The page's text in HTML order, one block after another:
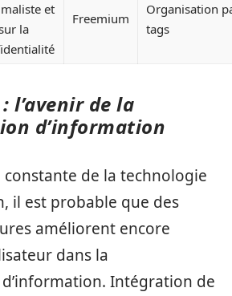
et
la
Freemium
Organisation
tags
l’avenir de la
d’information
constante de la technologie
il est probable que des
améliorent encore
dans la
Intégration de